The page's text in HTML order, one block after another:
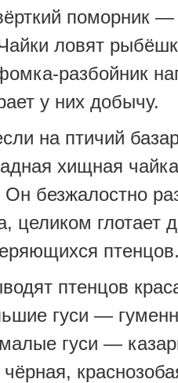
поморник
ловят
разбойник
у них добычу.
на птичий
хищная
Он безжалостно
целиком глотает
птенцов
гуси —
гуси —